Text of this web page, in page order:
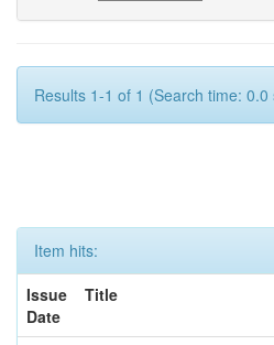
Results 1-1 of 1 (Search time: 0.0
Item hits:
Issue
Date
Title